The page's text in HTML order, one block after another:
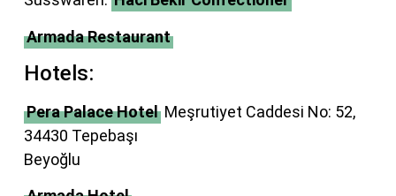
Armada Restaurant
Hotels:
Pera Palace HotelMeşrutiyet Caddesi No: 52,
34430 Tepebaşı
Beyoğlu